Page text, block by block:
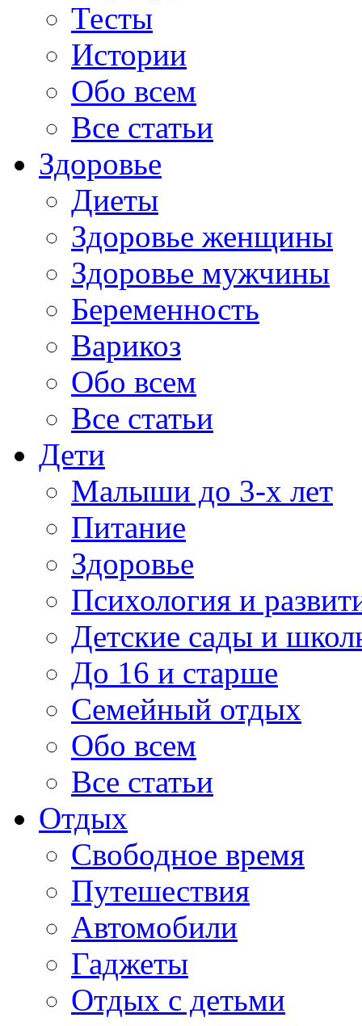
Тесты
Истории
Обо всем
Все статьи
Здоровье
Диеты
Здоровье женщины
Здоровье мужчины
Беременность
Варикоз
Обо всем
Все статьи
Дети
Малыши до 3-х лет
Питание
Здоровье
Психология и
Детские сады и
До 16 и старше
Семейный отдых
Обо всем
Все статьи
Отдых
Свободное время
Путешествия
Автомобили
Гаджеты
Отдых с детьми